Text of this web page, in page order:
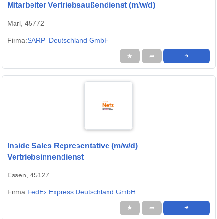
Mitarbeiter Vertriebsaußendienst (m/w/d)
Marl, 45772
Firma:SARPI Deutschland GmbH
★ ➦ ➜
Inside Sales Representative (m/w/d)
Vertriebsinnendienst
Essen, 45127
Firma:FedEx Express Deutschland GmbH
★ ➦ ➜